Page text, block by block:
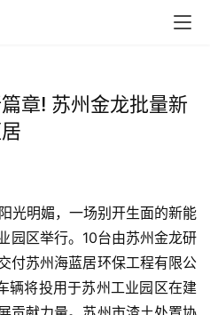
章! 苏州金龙批量新
光明媚，一场别开生面的新能
园区举行。10台由苏州金龙研
付苏州海蓝居环保工程有限公
辆将投用于苏州工业园区在建